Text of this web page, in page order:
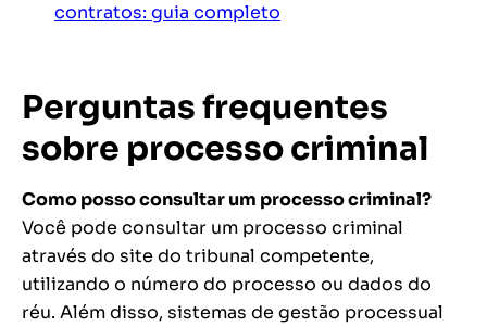
contratos: guia completo
Perguntas frequentes
sobre processo criminal
Como posso consultar um processo criminal?
Você pode consultar um processo criminal
através do site do tribunal competente,
utilizando o número do processo ou dados do
réu. Além disso, sistemas de gestão processual